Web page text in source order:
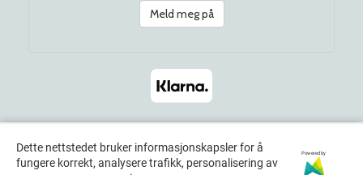
Meld meg på
Dette nettstedet bruker informasjonskapsler for å
fungere korrekt, analysere trafikk, personalisering av
Powered by